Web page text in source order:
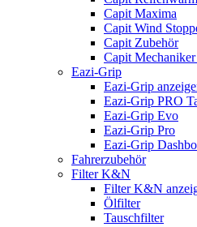
Capit Maxima
Capit Wind
Capit Zubehör
Capit
Eazi-Grip
Eazi-Grip
Eazi-Grip PRO
Eazi-Grip Evo
Eazi-Grip Pro
Eazi-Grip
Fahrerzubehör
Filter K&N
Filter K&N
Ölfilter
Tauschfilter